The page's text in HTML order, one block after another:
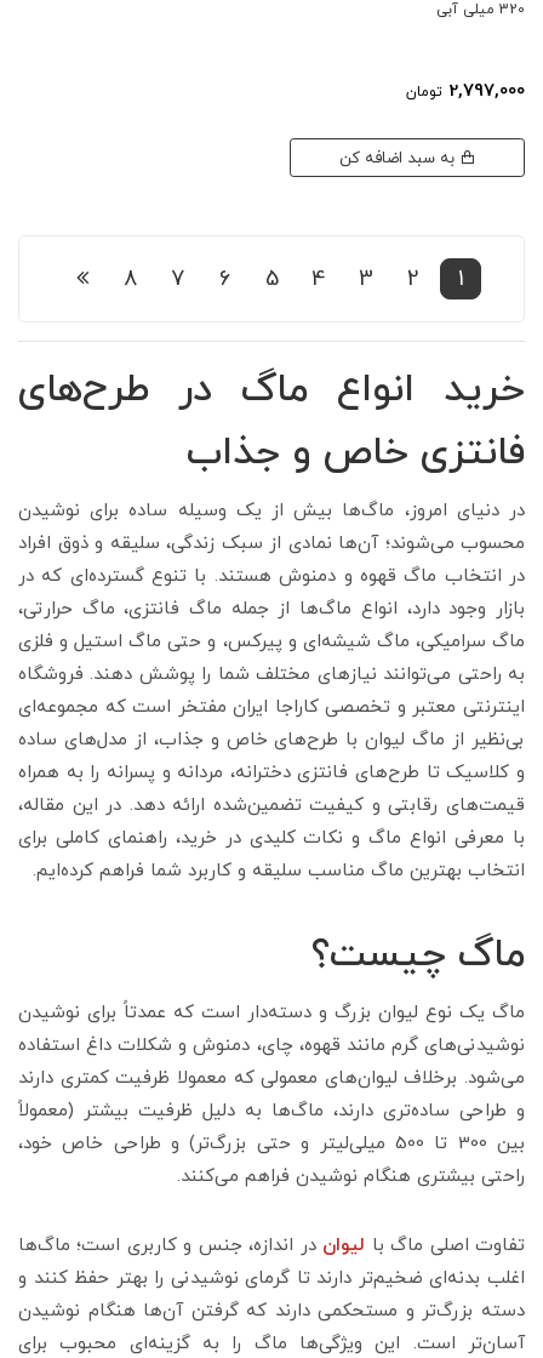
320 میلی آبی
2,797,000 تومان
1
2
3
4
5
6
7
8
خرید انواع ماگ در طرح‌های
فانتزی خاص و جذاب
در دنیای امروز، ماگ‌ها بیش از یک وسیله ساده برای نوشیدن
محسوب می‌شوند؛ آن‌ها نمادی از سبک زندگی، سلیقه و ذوق افراد
در انتخاب ماگ قهوه و دمنوش هستند. با تنوع گسترده‌ای که در
بازار وجود دارد، انواع ماگ‌ها از جمله ماگ فانتزی، ماگ حرارتی،
ماگ سرامیکی، ماگ شیشه‌ای و پیرکس، و حتی ماگ استیل و فلزی
به راحتی می‌توانند نیازهای مختلف شما را پوشش دهند. فروشگاه
اینترنتی معتبر و تخصصی کاراجا ایران مفتخر است که مجموعه‌ای
بی‌نظیر از ماگ لیوان با طرح‌های خاص و جذاب، از مدل‌های ساده
و کلاسیک تا طرح‌های فانتزی دخترانه، مردانه و پسرانه را به همراه
قیمت‌های رقابتی و کیفیت تضمین‌شده ارائه دهد. در این مقاله،
با معرفی انواع ماگ و نکات کلیدی در خرید، راهنمای کاملی برای
انتخاب بهترین ماگ مناسب سلیقه و کاربرد شما فراهم کرده‌ایم.
ماگ چیست؟
ماگ یک نوع لیوان بزرگ و دسته‌دار است که عمدتاً برای نوشیدن
نوشیدنی‌های گرم مانند قهوه، چای، دمنوش و شکلات داغ استفاده
می‌شود. برخلاف لیوان‌های معمولی که معمولا ظرفیت کمتری دارند
و طراحی ساده‌تری دارند، ماگ‌ها به دلیل ظرفیت بیشتر (معمولاً
بین 300 تا 500 میلی‌لیتر و حتی بزرگ‌تر) و طراحی خاص خود،
راحتی بیشتری هنگام نوشیدن فراهم می‌کنند.
تفاوت اصلی ماگ با لیوان در اندازه، جنس و کاربری است؛ ماگ‌ها
اغلب بدنه‌ای ضخیم‌تر دارند تا گرمای نوشیدنی را بهتر حفظ کنند و
دسته بزرگ‌تر و مستحکمی دارند که گرفتن آن‌ها هنگام نوشیدن
آسان‌تر است. این ویژگی‌ها ماگ را به گزینه‌ای محبوب برای